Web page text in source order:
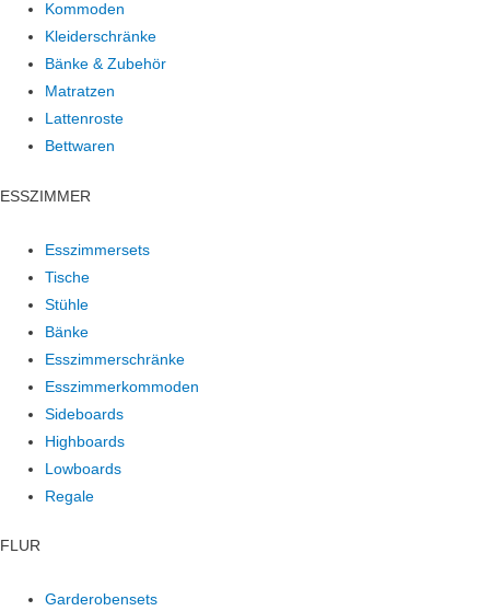
Kommoden
Kleiderschränke
Bänke & Zubehör
Matratzen
Lattenroste
Bettwaren
ESSZIMMER
Esszimmersets
Tische
Stühle
Bänke
Esszimmerschränke
Esszimmerkommoden
Sideboards
Highboards
Lowboards
Regale
FLUR
Garderobensets